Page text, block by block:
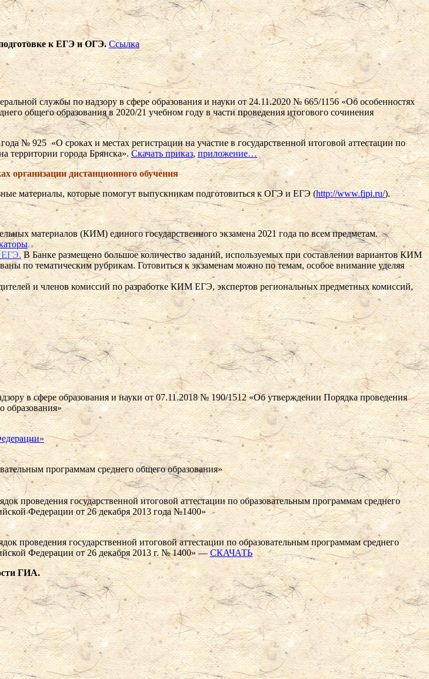
к ЕГЭ и ОГЭ. Ссылка
службы по надзору в сфере образования и науки от 24.11.2020 № 665/1156 «Об особенностях
общего образования в 2020/21 учебном году в части проведения итогового сочинения
№ 925 «О сроках и местах регистрации на участие в государственной итоговой аттестации по
территории города Брянска».Скачать приказ,приложение…
организации дистанционного обучения
материалы, которые помогут выпускникам подготовиться к ОГЭ и ЕГЭ (http://www.fipi.ru/).
материалов (КИМ) единого государственного экзамена 2021 года по всем предметам.
.
ЕГЭ.В Банке размещено большое количество заданий, используемых при составлении вариантов КИМ
по тематическим рубрикам. Готовиться к экзаменам можно по темам, особое внимание уделяя
и членов комиссий по разработке КИМ ЕГЭ, экспертов региональных предметных комиссий,
в сфере образования и науки от 07.11.2018 № 190/1512 «Об утверждении Порядка проведения
образования»
программам среднего общего образования»
проведения государственной итоговой аттестации по образовательным программам среднего
Федерации от 26 декабря 2013 года №1400»
проведения государственной итоговой аттестации по образовательным программам среднего
Федерации от 26 декабря 2013 г. № 1400» —СКАЧАТЬ
ГИА.